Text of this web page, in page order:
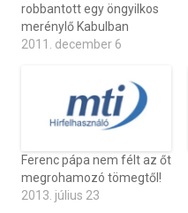
robbantott egy öngyilkos
merénylő Kabulban
2011. december 6
Ferenc pápa nem félt az őt
megrohamozó tömegtől!
2013. július 23